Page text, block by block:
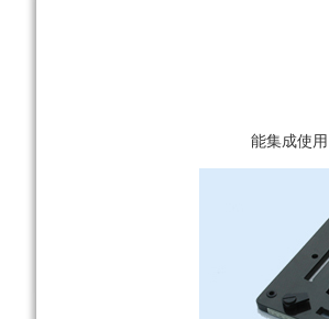
能集成使